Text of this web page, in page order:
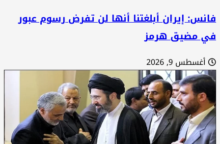
إيران أبلغتنا أنها لن تفرض رسوم عبور
مضيق هرمز
أغسطس 9, 2026